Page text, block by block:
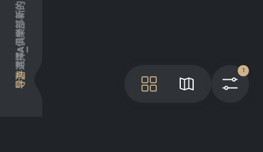
导游
選擇
A
俱樂部
新的
地图
1